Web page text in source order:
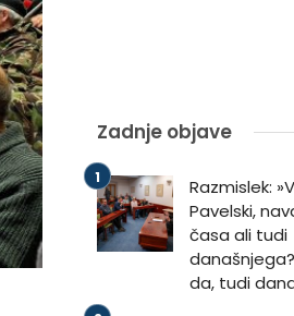
Zadnje objave
Razmislek:
Pavelski,
časa ali tudi
da, tudi